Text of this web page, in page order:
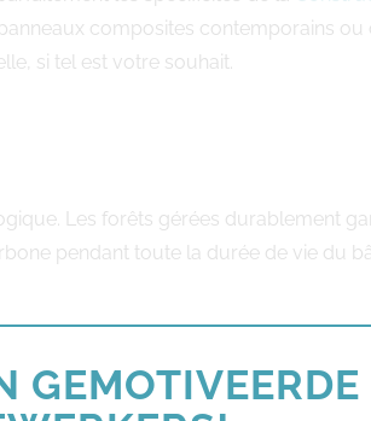
composites contemporains
si tel est votre souhait.
Les forêts gérées durablement
pendant toute la durée de vie du
essences de bois certifiées et traite
une démarche globale de
GEMOTIVEERDE